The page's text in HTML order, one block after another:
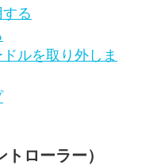
る
ルを取り外しま
ローラー）